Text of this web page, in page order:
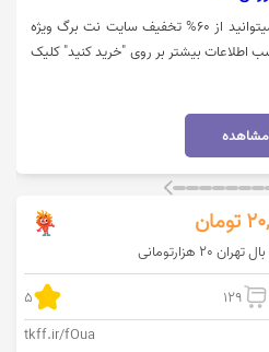
شما از طریق سایت تخفیف هات میتوانید از 60% تخفیف سایت نت برگ ویژه
اطلاعات بیشتر بر روی "خرید کنید" کلیک
مشاهده
تومان
هزارتومانی
129
5
tkff.ir/fOua